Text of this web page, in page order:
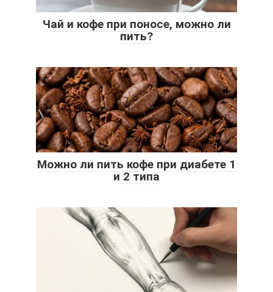
Чай и кофе при поносе, можно ли
пить?
Можно ли пить кофе при диабете 1
и 2 типа